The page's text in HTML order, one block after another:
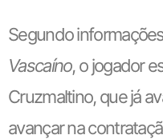
Segundo
Vascaíno, o jogador
Cruzmaltino, que já
avançar na